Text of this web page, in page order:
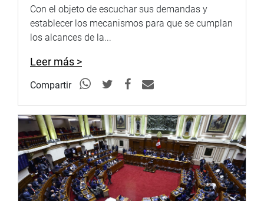
SAN MARTÍN
Por su parte, la congresista Karol Paredes Fonseca hizo
una visita de fiscalización a los proyectos productivos
impulsados por DEVIDA, como en lanzamiento de la
actividad del Cacao en el caserío de Cruz Pampa, distrito
Con el objeto de escuchar sus demandas y
establecer los mecanismos para que se cumplan
los alcances de la...
Leer más >
Compartir